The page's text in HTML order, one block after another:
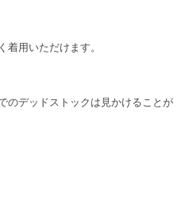
着用いただけます。
のデッドストックは見かけることが